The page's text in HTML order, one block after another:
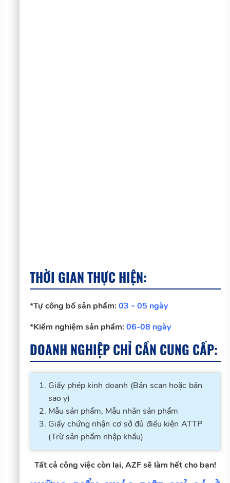
THỜI GIAN THỰC HIỆN:
*Tự công bố sản phẩm: 03 – 05 ngày
*Kiểm nghiệm sản phẩm: 06-08 ngày
DOANH NGHIỆP CHỈ CẦN CUNG CẤP:
Giấy phép kinh doanh (Bản scan hoặc bản
sao y)
Mẫu sản phẩm, Mẫu nhãn sản phẩm
Giấy chứng nhận cơ sở đủ điều kiện ATTP
(Trừ sản phẩm nhập khẩu)
Tất cả công việc còn lại, AZF sẽ làm hết cho bạn!